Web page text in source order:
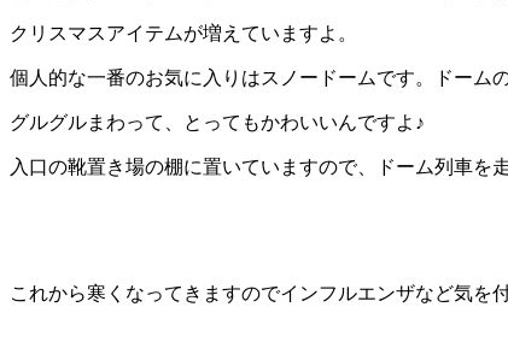
クリスマスアイテムが増えていますよ。
個人的な一番のお気に入りはスノードームです。ドーム
グルグルまわって、とってもかわいいんですよ♪
入口の靴置き場の棚に置いていますので、ドーム列車を
これから寒くなってきますのでインフルエンザなど気を